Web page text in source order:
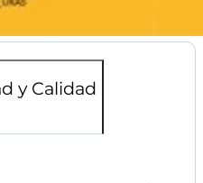
y Calidad